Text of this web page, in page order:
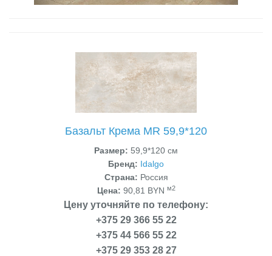
Базальт Крема MR 59,9*120
Размер: 59,9*120 см
Бренд: Idalgo
Страна: Россия
Цена: 90,81 BYN м2
Цену уточняйте по телефону:
+375 29 366 55 22
+375 44 566 55 22
+375 29 353 28 27